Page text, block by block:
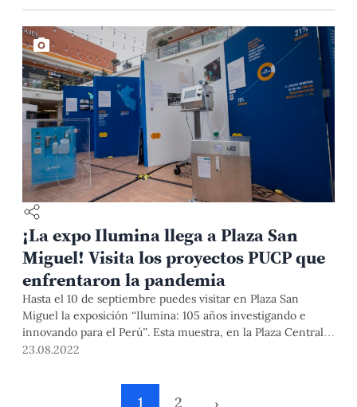
¡La expo Ilumina llega a Plaza San
Miguel! Visita los proyectos PUCP que
enfrentaron la pandemia
Hasta el 10 de septiembre puedes visitar en Plaza San
Miguel la exposición “Ilumina: 105 años investigando e
innovando para el Perú”. Esta muestra, en la Plaza Central,
presenta más de 35 proyectos que ayudaron a enfrentar las
de septiembre. La ceremonia de apertura se realizará este
viernes 26 a las 5:30 p.m.
23.08.2022
1 2 ›